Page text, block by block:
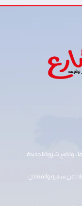
.. وتضع شروطًا جديدة
الأحد 9 أغسطس.. وماذا عن سعره والمعادن